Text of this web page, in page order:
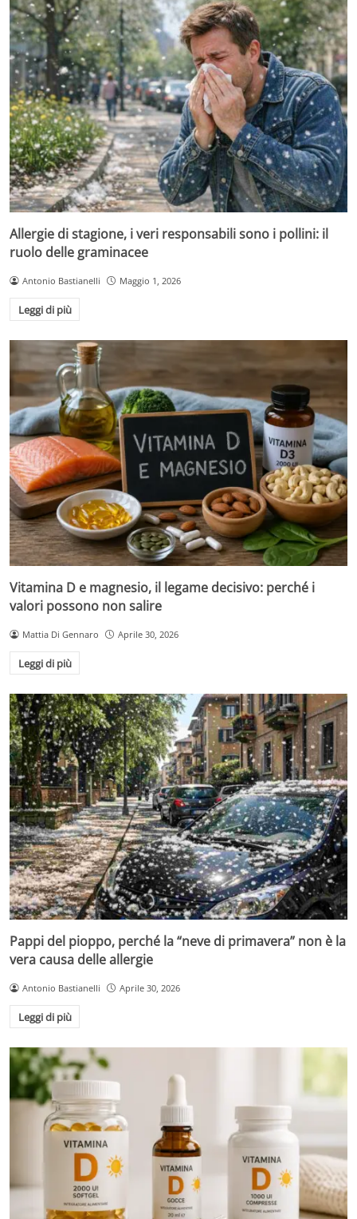
Allergie di stagione, i veri responsabili sono i pollini: il
ruolo delle graminacee
Antonio Bastianelli Maggio 1, 2026
Leggi di più
Vitamina D e magnesio, il legame decisivo: perché i
valori possono non salire
Mattia Di Gennaro Aprile 30, 2026
Leggi di più
Pappi del pioppo, perché la “neve di primavera” non è la
vera causa delle allergie
Antonio Bastianelli Aprile 30, 2026
Leggi di più